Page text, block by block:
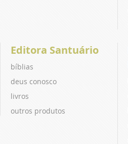
Editora Santuário
bíblias
deus conosco
livros
outros produtos